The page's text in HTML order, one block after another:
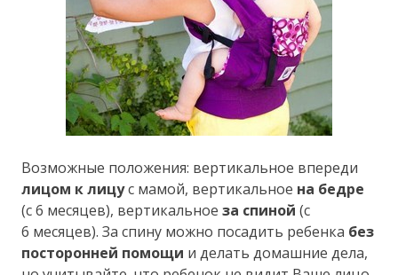
Возможные положения: вертикальное впереди
лицом к лицус мамой, вертикальное на бедре
(с 6 месяцев), вертикальноеза спиной (с
6 месяцев). За спину можно посадить ребенка без
посторонней помощи и делать домашние дела,